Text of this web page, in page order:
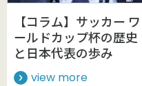
【コラム】サッカー ワ
ールドカップ杯の歴史
と日本代表の歩み
view more